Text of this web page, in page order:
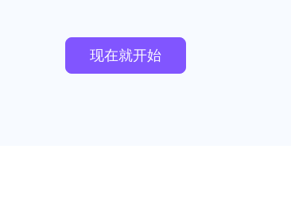
现在就开始